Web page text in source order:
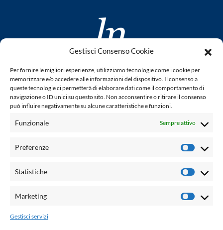
Gestisci Consenso Cookie
Per fornire le migliori esperienze, utilizziamo tecnologie come i cookie per
memorizzare e/o accedere alle informazioni del dispositivo. Il consenso a
queste tecnologie ci permetterà di elaborare dati come il comportamento di
navigazione o ID unici su questo sito. Non acconsentire o ritirare il consenso
può influire negativamente su alcune caratteristiche e funzioni.
Funzionale Sempre attivo
Preferenze
Statistiche
Marketing
Gestisci servizi
www.laletteraturaenoi.it
fondato da Romano Luperini
Questo blog non rappresenta una testata giornalistica in
quanto viene aggiornato senza alcuna periodicità. Non può
legge n° 62 del 7.03.2001. L'autore non è responsabile per
email: